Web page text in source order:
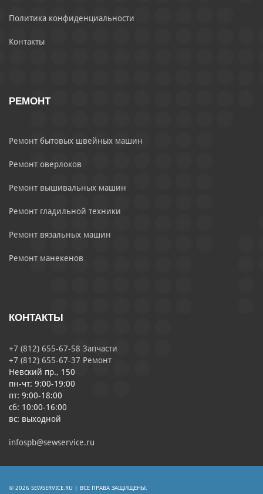
Политика конфиденциальности
Контакты
РЕМОНТ
Ремонт бытовых швейных машин
Ремонт оверлоков
Ремонт вышивальных машин
Ремонт гладильной техники
Ремонт вязальных машин
Ремонт манекенов
КОНТАКТЫ
+7 (812) 655-67-58 Запчасти
+7 (812) 655-67-37 Ремонт
Невский пр., 150
пн-чт: 9:00-19:00
пт: 9:00-18:00
сб: 10:00-16:00
вс: выходной
infospb@sewservice.ru
© 2026 SEWSERVICE.RU | ВСЕ ПРАВА ЗАЩИЩЕНЫ.